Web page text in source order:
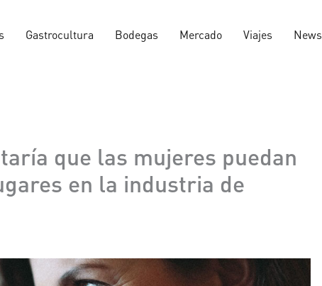
Gastrocultura Bodegas Mercado Viajes News
que las mujeres puedan
en la industria de